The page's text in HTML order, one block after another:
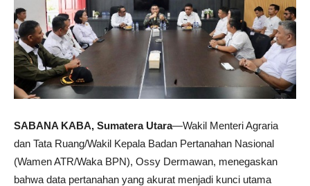
SABANA KABA, Sumatera Utara—Wakil Menteri Agraria
dan Tata Ruang/Wakil Kepala Badan Pertanahan Nasional
(Wamen ATR/Waka BPN), Ossy Dermawan, menegaskan
bahwa data pertanahan yang akurat menjadi kunci utama